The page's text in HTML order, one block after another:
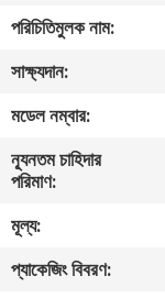
VR
প্রদর্শন
আমাদের
সম্পর্কে
কারখানা
ভ্রমণ
পরিচিতিমুলক নাম:
সাক্ষ্যদান:
মডেল নম্বার:
ন্যূনতম চাহিদার
পরিমাণ:
মূল্য:
প্যাকেজিং বিবরণ: